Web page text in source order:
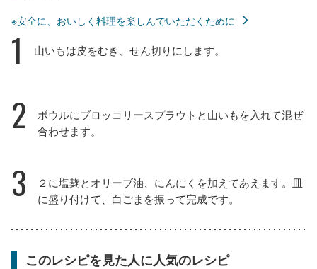
※安全に、おいしく料理を楽しんでいただくために
1 山いもは皮をむき、せん切りにします。
2
ボウルにブロッコリースプラウトと山いもを入れて混ぜ
合わせます。
3
２に塩麹とオリーブ油、にんにくを加えてあえます。皿
に盛り付けて、白ごまを振って完成です。
このレシピを見た人に人気のレシピ